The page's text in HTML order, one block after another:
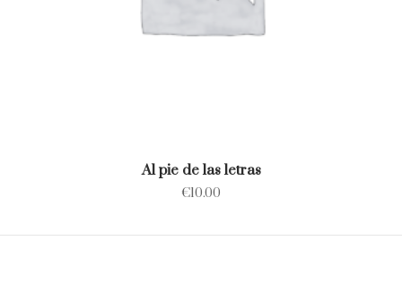
Al pie de las letras
€10.00